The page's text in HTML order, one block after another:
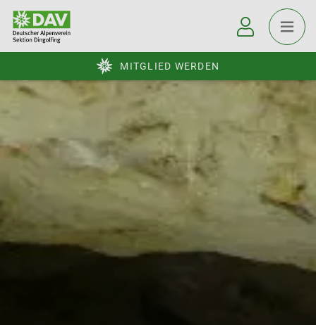
MITGLIED WERDEN